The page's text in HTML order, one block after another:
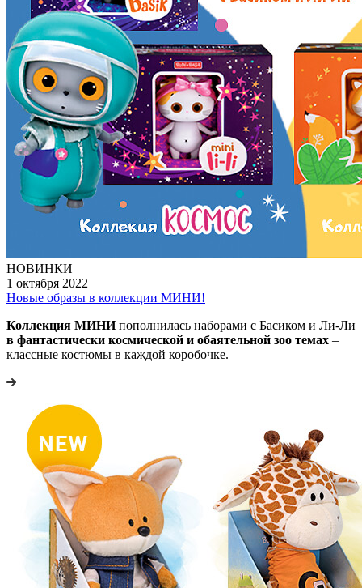
НОВИНКИ
1 октября 2022
Новые образы в коллекции МИНИ!
Коллекция МИНИпополнилась наборами с Басиком и Ли-Ли
в фантастически космической и обаятельной зоо темах –
классные костюмы в каждой коробочке.